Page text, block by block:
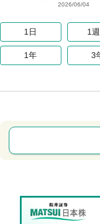
2026/06/04
1日 1
1年 3